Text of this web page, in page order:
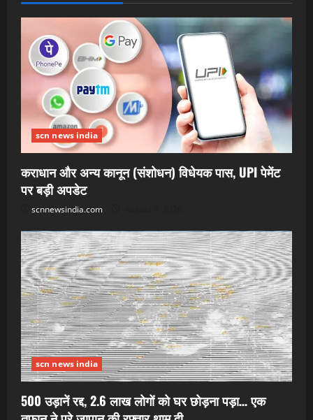
scn news india
कराधान और अन्य कानून (संशोधन) विधेयक पास, UPI पेमेंट
पर बड़ी अपडेट
scnnewsindia.com
scn news india
500 उड़ानें रद्द, 2.6 लाख लोगों को घर छोड़ना पड़ा… एक